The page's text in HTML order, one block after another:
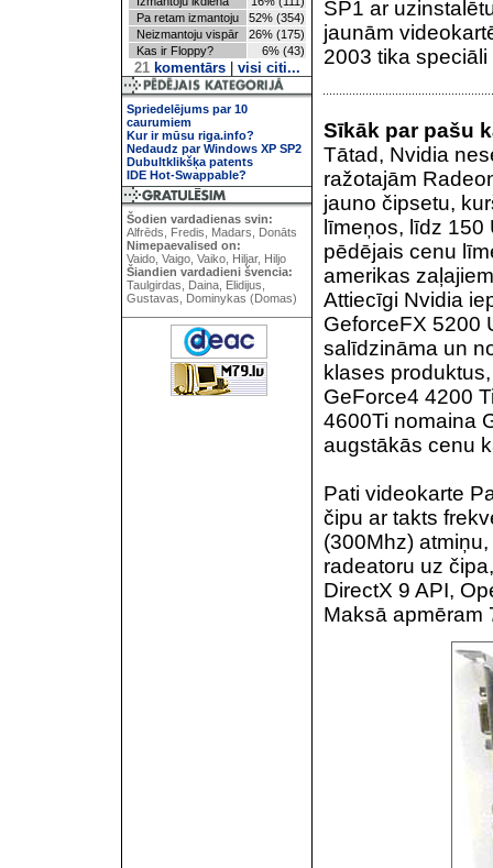
Pa retam izmantoju
52% (354)
Neizmantoju vispār
26% (175)
Kas ir Floppy?
6% (43)
21komentārs| visi citi...
Spriedelējums par 10
caurumiem
Kur ir mūsu riga.info?
Nedaudz par Windows XP SP2
Dubultklikšķa patents
IDE Hot-Swappable?
Šodien vardadienas svin:
Alfrēds, Fredis, Madars, Donāts
Nimepaevalised on:
Vaido, Vaigo, Vaiko, Hiljar, Hiljo
Šiandien vardadieni švencia:
Taulgirdas, Daina, Elidijus,
Gustavas, Dominykas (Domas)
SP1 ar
jaunām
2003 tika
Sīkāk par pašu
Tātad, Nvidia
ražotajām
jauno čipsetu,
līmeņos, līdz
pēdējais cenu
amerikas
Attiecīgi Nvidia
GeforceFX 5200
salīdzināma un
klases
GeForce4 4200
4600Ti nomaina
augstākās cenu
Pati videokarte
čipu ar takts
(300Mhz)
radeatoru uz
DirectX 9 API,
Maksā apmēram